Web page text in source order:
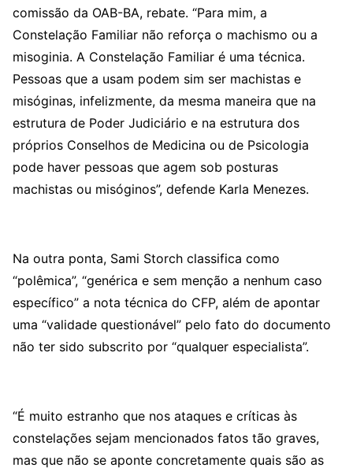
comissão da OAB-BA, rebate. “Para mim, a
Constelação Familiar não reforça o machismo ou a
misoginia. A Constelação Familiar é uma técnica.
Pessoas que a usam podem sim ser machistas e
misóginas, infelizmente, da mesma maneira que na
estrutura de Poder Judiciário e na estrutura dos
próprios Conselhos de Medicina ou de Psicologia
pode haver pessoas que agem sob posturas
machistas ou misóginos”, defende Karla Menezes.
Na outra ponta, Sami Storch classifica como
“polêmica”, “genérica e sem menção a nenhum caso
específico” a nota técnica do CFP, além de apontar
uma “validade questionável” pelo fato do documento
não ter sido subscrito por “qualquer especialista”.
“É muito estranho que nos ataques e críticas às
constelações sejam mencionados fatos tão graves,
mas que não se aponte concretamente quais são as